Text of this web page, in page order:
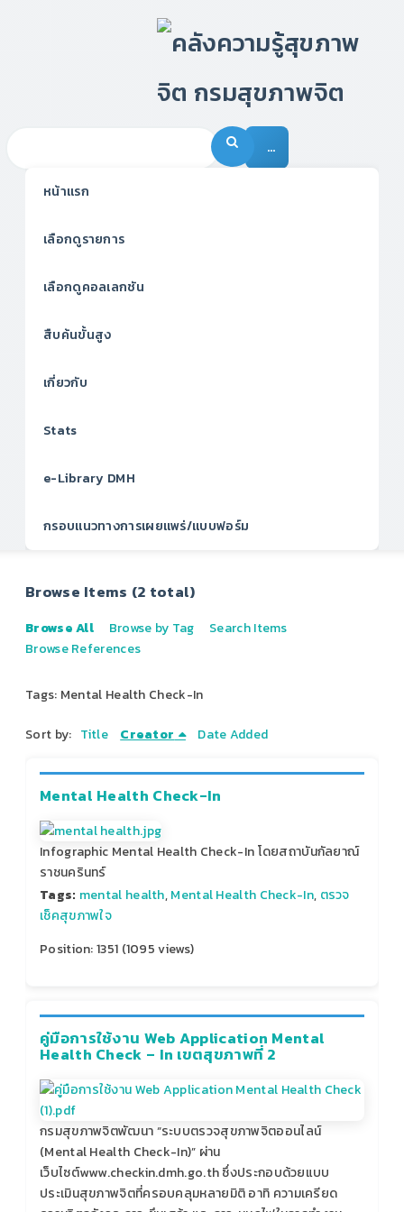
…
หน้าแรก
เลือกดูรายการ
เลือกดูคอลเลกชัน
สืบค้นขั้นสูง
เกี่ยวกับ
Stats
e-Library DMH
กรอบแนวทางการเผยแพร่/แบบฟอร์ม
Browse Items (2 total)
Browse All Browse by Tag
Search Items
Browse References
Tags: Mental Health Check-In
Sort by: Title Creator Date Added
Mental Health Check-In
Infographic Mental Health Check-In โดยสถาบันกัลยาณ์
ราชนครินทร์
Tags: mental health,Mental Health Check-In, ตรวจ
เช็คสุขภาพใจ
Position:1351 (1095views)
คู่มือการใช้งาน Web Application Mental
Health Check – In เขตสุขภาพที่ 2
กรมสุขภาพจิตพัฒนา “ระบบตรวจสุขภาพจิตออนไลน์
(Mental Health Check-In)” ผ่าน
เว็บไซต์www.checkin.dmh.go.th ซึ่งประกอบด้วยแบบ
ประเมินสุขภาพจิตที่ครอบคลุมหลายมิติ อาทิ ความเครียด